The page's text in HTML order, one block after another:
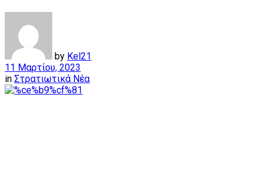
by Kel21
11 Μαρτίου, 2023
in Στρατιωτικά Νέα